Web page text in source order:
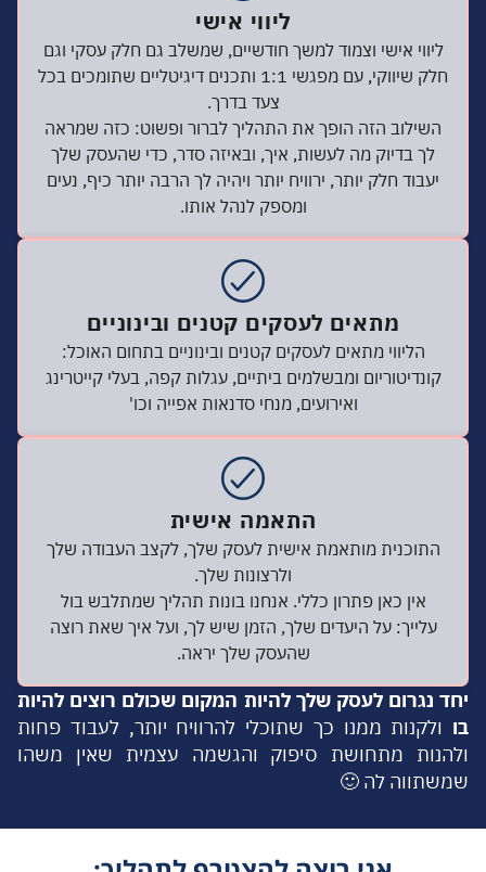
ליווי אישי
ליווי אישי וצמוד למשך חודשיים, שמשלב גם חלק עסקי וגם
חלק שיווקי, עם מפגשי 1:1 ותכנים דיגיטליים שתומכים בכל
צעד בדרך.
השילוב הזה הופך את התהליך לברור ופשוט: כזה שמראה
לך בדיוק מה לעשות, איך, ובאיזה סדר, כדי שהעסק שלך
יעבוד חלק יותר, ירוויח יותר ויהיה לך הרבה יותר כיף, נעים
ומספק לנהל אותו.
מתאים לעסקים קטנים ובינוניים
הליווי מתאים לעסקים קטנים ובינוניים בתחום האוכל:
קונדיטוריום ומבשלמים ביתיים, עגלות קפה, בעלי קייטרינג
ואירועים, מנחי סדנאות אפייה וכו'
התאמה אישית
התוכנית מותאמת אישית לעסק שלך, לקצב העבודה שלך
ולרצונות שלך.
אין כאן פתרון כללי. אנחנו בונות תהליך שמתלבש בול
עלייך: על היעדים שלך, הזמן שיש לך, ועל איך שאת רוצה
שהעסק שלך יראה.
יחד נגרום לעסק שלך להיות המקום שכולם רוצים להיות
בו ולקנות ממנו כך שתוכלי להרוויח יותר, לעבוד פחות
ולהנות מתחושת סיפוק והגשמה עצמית שאין משהו
שמשתווה לה 🙂